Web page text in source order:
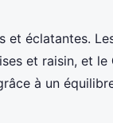
et éclatantes.
et raisin, et le
à un